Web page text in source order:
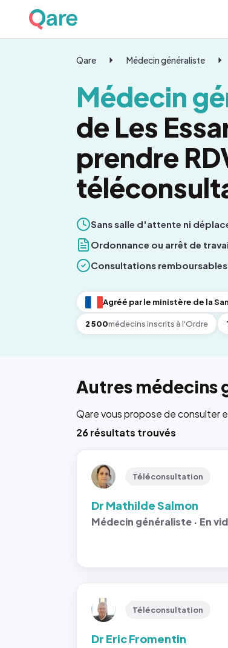
Qare Médecin généraliste
Médecin
de Les
prendre
Sans salle d'attente ni
Ordonnance ou arrêt de
Consultations remboursables
Agréé par le ministère de la
2 500médecins inscrits à l'Ordre
Autres médecins
Qare vous propose de consulter
26 résultats trouvés
Téléconsultation
Dr Mathilde Salmon
Médecin généraliste · En
Téléconsultation
Dr Eric Fromentin